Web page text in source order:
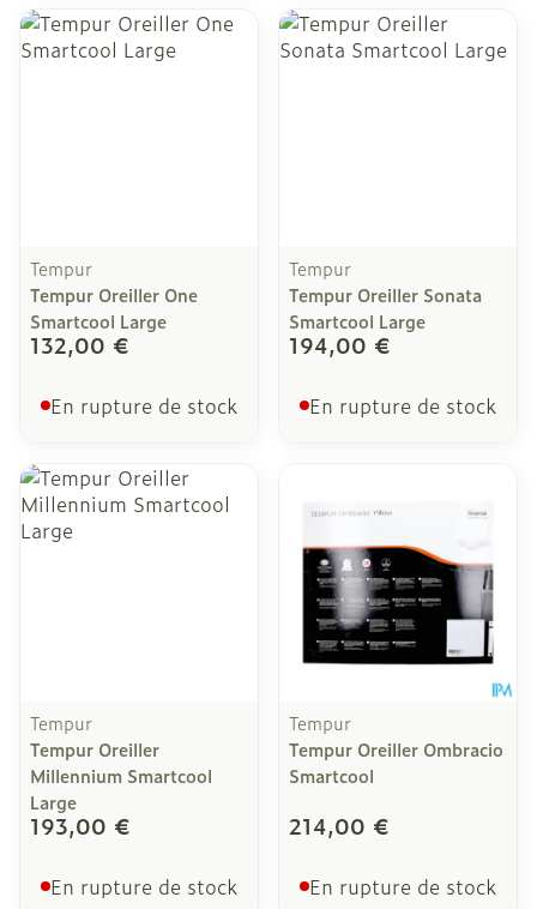
Tempur
Tempur Oreiller One
Smartcool Large
132,00 €
En rupture de stock
Tempur
Tempur Oreiller Sonata
Smartcool Large
194,00 €
En rupture de stock
Tempur
Tempur Oreiller
Millennium Smartcool
Large
193,00 €
En rupture de stock
Tempur
Tempur Oreiller Ombracio
Smartcool
214,00 €
En rupture de stock